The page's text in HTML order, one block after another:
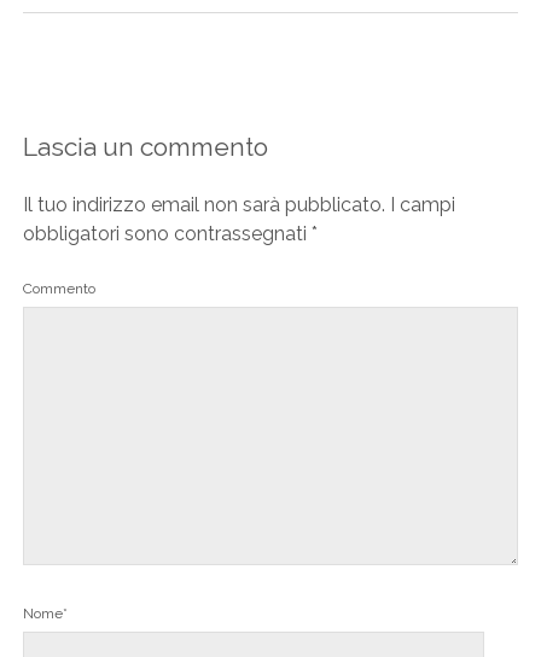
Lascia un commento
Il tuo indirizzo email non sarà pubblicato. I campi
obbligatori sono contrassegnati *
Commento
Nome*